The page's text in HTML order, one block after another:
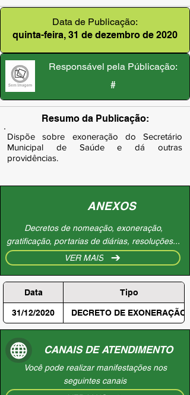
Data de Publicação:
quinta-feira, 31 de dezembro de 2020
Responsável pela Públicação:
#
Resumo da Publicação:
Dispõe sobre exoneração do Secretário
Municipal de Saúde e dá outras
providências.
ANEXOS
Decretos de nomeação, exoneração,
gratificação, portarias de diárias, resoluções...
VER MAIS
Data Tipo
31/12/2020 DECRETO DE EXONERAÇÃO
CANAIS DE ATENDIMENTO
Você pode realizar manifestações nos
seguintes canais